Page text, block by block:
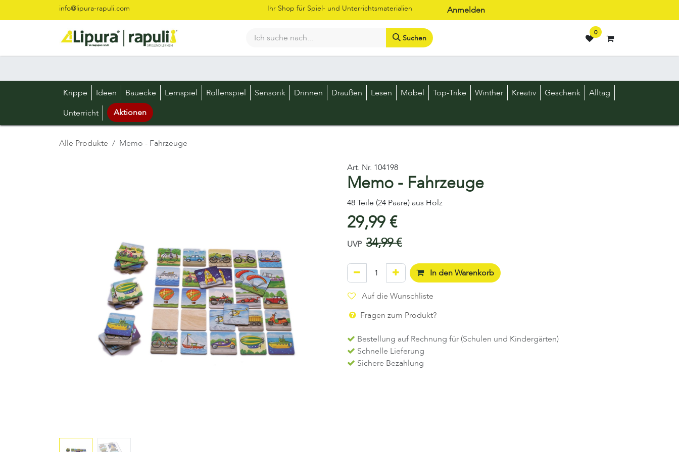
Zum Inhalt springeninfo@lipura-rapuli.com Ihr Shop für Spiel- und Unterrichtsmaterialien Anmelden
Suchen
0
Krippe Ideen Bauecke Lernspiel Rollenspiel Sensorik Drinnen Draußen Lesen Möbel Top-Trike Winther Kreativ Geschenk
Alltag
Unterricht
Aktionen
Alle Produkte Memo - Fahrzeuge
Art. Nr. 104198
Memo - Fahrzeuge
48 Teile (24 Paare) aus Holz
29,99€
UVP 34,99€
In den Warenkorb
Auf die Wunschliste
Fragen zum Produkt?
Bestellung auf Rechnung für (Schulen und Kindergärten)
Schnelle Lieferung
Sichere Bezahlung